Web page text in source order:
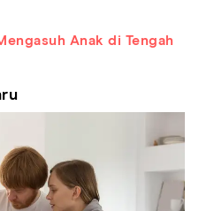
Anak di Tengah